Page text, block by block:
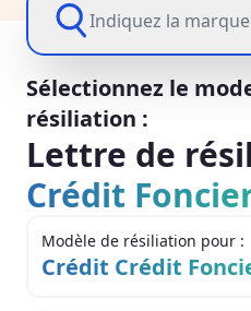
Indiquez la
Sélectionnez le
résiliation :
Lettre de
Crédit
Modèle de résiliation pour :
Crédit Crédit